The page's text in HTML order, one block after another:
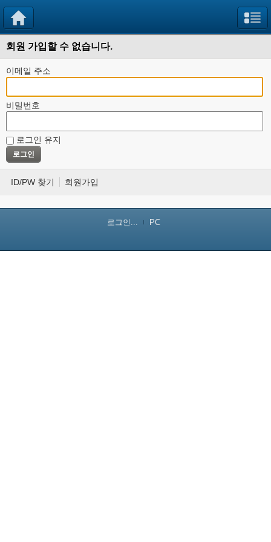
회원 가입할 수 없습니다.
이메일 주소
비밀번호
로그인 유지
ID/PW 찾기 회원가입
로그인... PC